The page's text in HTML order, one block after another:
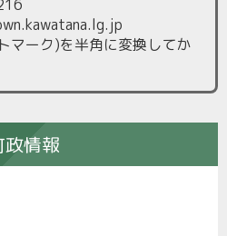
マーク)を半角に変換してか
政情報